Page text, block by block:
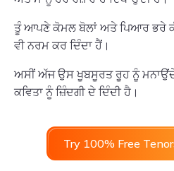
ਤੂੰ ਆਪਣੇ ਕੋਮਲ ਬੋਲਾਂ ਅਤੇ ਪਿਆਰ ਭਰੇ
ਵੀ ਨਰਮ ਕਰ ਦਿੰਦਾ ਹੈਂ।
ਅਸੀਂ ਅੱਜ ਉਸ ਖੂਬਸੂਰਤ ਰੂਹ ਨੂੰ
ਕਵਿਤਾ ਨੂੰ ਜ਼ਿੰਦਗੀ ਦੇ ਦਿੰਦੀ ਹੈ।
Try 100% Free